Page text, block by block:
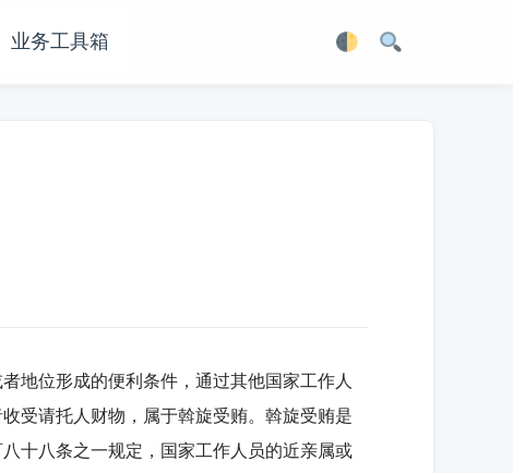
业务工具箱
位形成的便利条件，通过其他国家工作人
受请托人财物，属于斡旋受贿。斡旋受贿是
十八条之一规定，国家工作人员的近亲属或